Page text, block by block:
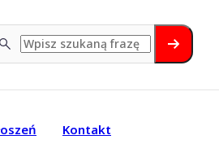
Kontakt